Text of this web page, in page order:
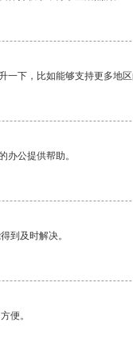
下，比如能够支持更多地区
办公提供帮助。
到及时解决。
便。